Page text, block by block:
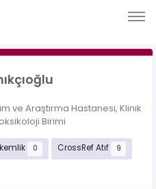
ve Araştırma Hastanesi, Klinik
Birimi
0 CrossRef Atıf 9